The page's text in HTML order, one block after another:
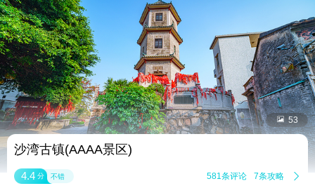
 53
沙湾古镇(AAAA景区)
4.4 分 不错 581条评论 7条攻略 
